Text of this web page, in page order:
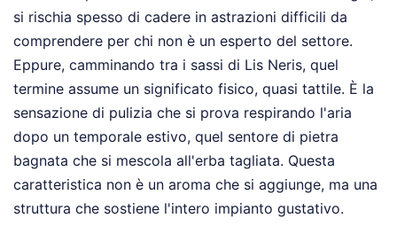
si rischia spesso di cadere in astrazioni difficili da
comprendere per chi non è un esperto del settore.
Eppure, camminando tra i sassi di Lis Neris, quel
termine assume un significato fisico, quasi tattile. È la
sensazione di pulizia che si prova respirando l'aria
dopo un temporale estivo, quel sentore di pietra
bagnata che si mescola all'erba tagliata. Questa
caratteristica non è un aroma che si aggiunge, ma una
struttura che sostiene l'intero impianto gustativo.